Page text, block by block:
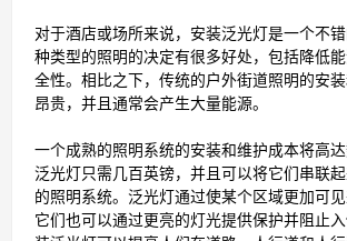
对于酒店或场所来说，安装泛光灯是一个不
种类型的照明的决定有很多好处，包括降低
全性。相比之下，传统的户外街道照明的安
昂贵，并且通常会产生大量能源。
一个成熟的照明系统的安装和维护成本将高
泛光灯只需几百英镑，并且可以将它们串联
的照明系统。泛光灯通过使某个区域更加可
它们也可以通过更亮的灯光提供保护并阻止